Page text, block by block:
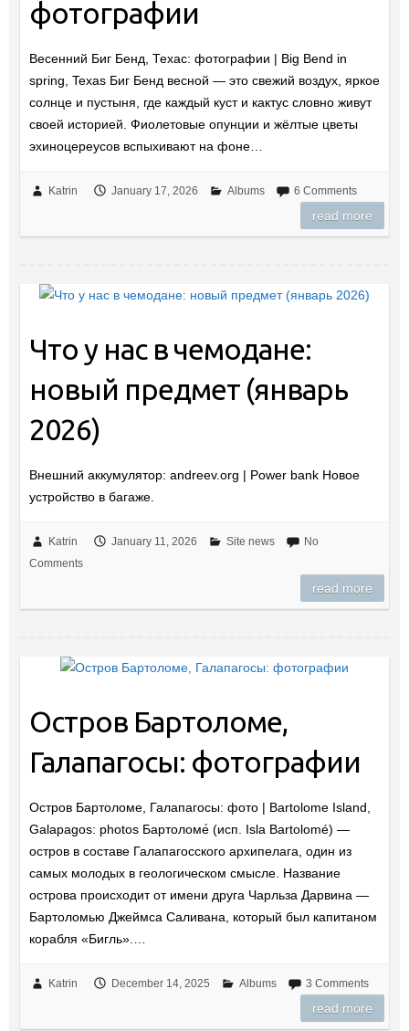
фотографии
Весенний Биг Бенд, Техас: фотографии | Big Bend in
spring, Texas Биг Бенд весной — это свежий воздух, яркое
солнце и пустыня, где каждый куст и кактус словно живут
своей историей. Фиолетовые опунции и жёлтые цветы
эхиноцереусов вспыхивают на фоне…
Katrin January 17, 2026 Albums 6 Comments
read more
Что у нас в чемодане:
новый предмет (январь
2026)
Внешний аккумулятор: andreev.org | Power bank Новое
устройство в багаже.
Katrin January 11, 2026 Site news
No
Comments
read more
Остров Бартоломе,
Галапагосы: фотографии
Остров Бартоломе, Галапагосы: фото | Bartolome Island,
Galapagos: photos Бартоломе́ (исп. Isla Bartolomé) —
остров в составе Галапагосского архипелага, один из
самых молодых в геологическом смысле. Название
острова происходит от имени друга Чарльза Дарвина —
Бартоломью Джеймса Саливана, который был капитаном
корабля «Бигль».…
Katrin December 14, 2025 Albums 3 Comments
read more